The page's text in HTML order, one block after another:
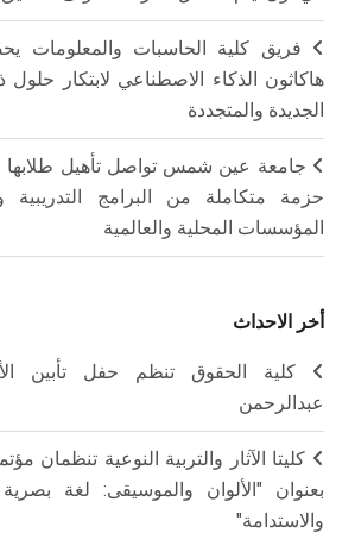
فريق كلية الحاسبات والمعلومات
هاكاثون الذكاء الاصطناعي لابتكار
الجديدة والمتجددة
جامعة عين شمس تواصل تأهيل
حزمة متكاملة من البرامج
المؤسسات المحلية والعالمية
أخر الاحداث
كلية الحقوق تنظم حفل تأبين
عبدالرحمن
كليتا الآثار والتربية النوعية تنظمان
بعنوان "الألوان والموسيقى: لغة
والاستدامة"